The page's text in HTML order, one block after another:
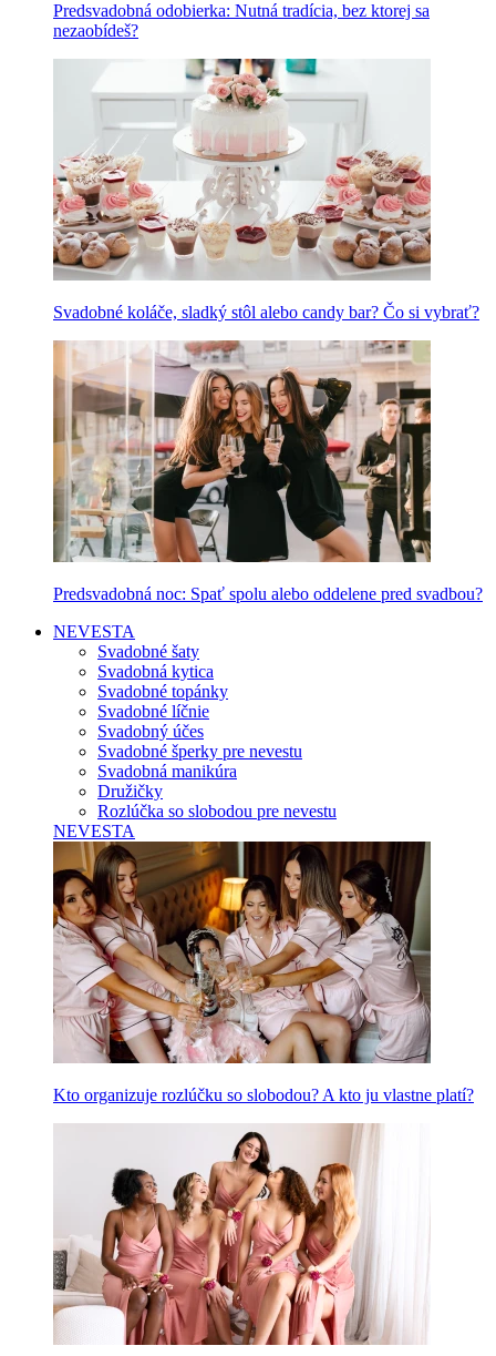
Predsvadobná odobierka: Nutná tradícia, bez ktorej sa
nezaobídeš?
Svadobné koláče, sladký stôl alebo candy bar? Čo si vybrať?
Predsvadobná noc: Spať spolu alebo oddelene pred svadbou?
NEVESTA
Svadobné šaty
Svadobná kytica
Svadobné topánky
Svadobné líčnie
Svadobný účes
Svadobné šperky pre nevestu
Svadobná manikúra
Družičky
Rozlúčka so slobodou pre nevestu
NEVESTA
Kto organizuje rozlúčku so slobodou? A kto ju vlastne platí?